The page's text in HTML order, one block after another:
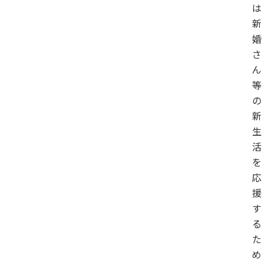
は
新
婚
さ
ん
等
の
新
生
活
を
応
援
す
る
た
め